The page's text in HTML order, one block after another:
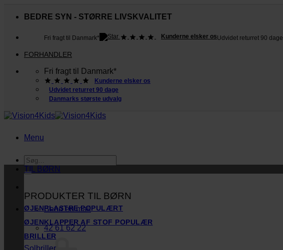
BEDRE SYN - STØRRE LIVSKVALITET
Fri fragt til Danmark* Kunderne elsker osUdvidet returret 90 dage
FORHANDLER
Fri fragt til Danmark*
Kunderne elsker os
Udvidet returret 90 dage
Danmarks største udvalg
Menu
Søg
efter:
Send en mail
42 61 62 22
TIL BØRN
PRODUKTER TIL BØRN
ØJENPLASTRE
ØJENKLAPPER AF STOF
BRILLER